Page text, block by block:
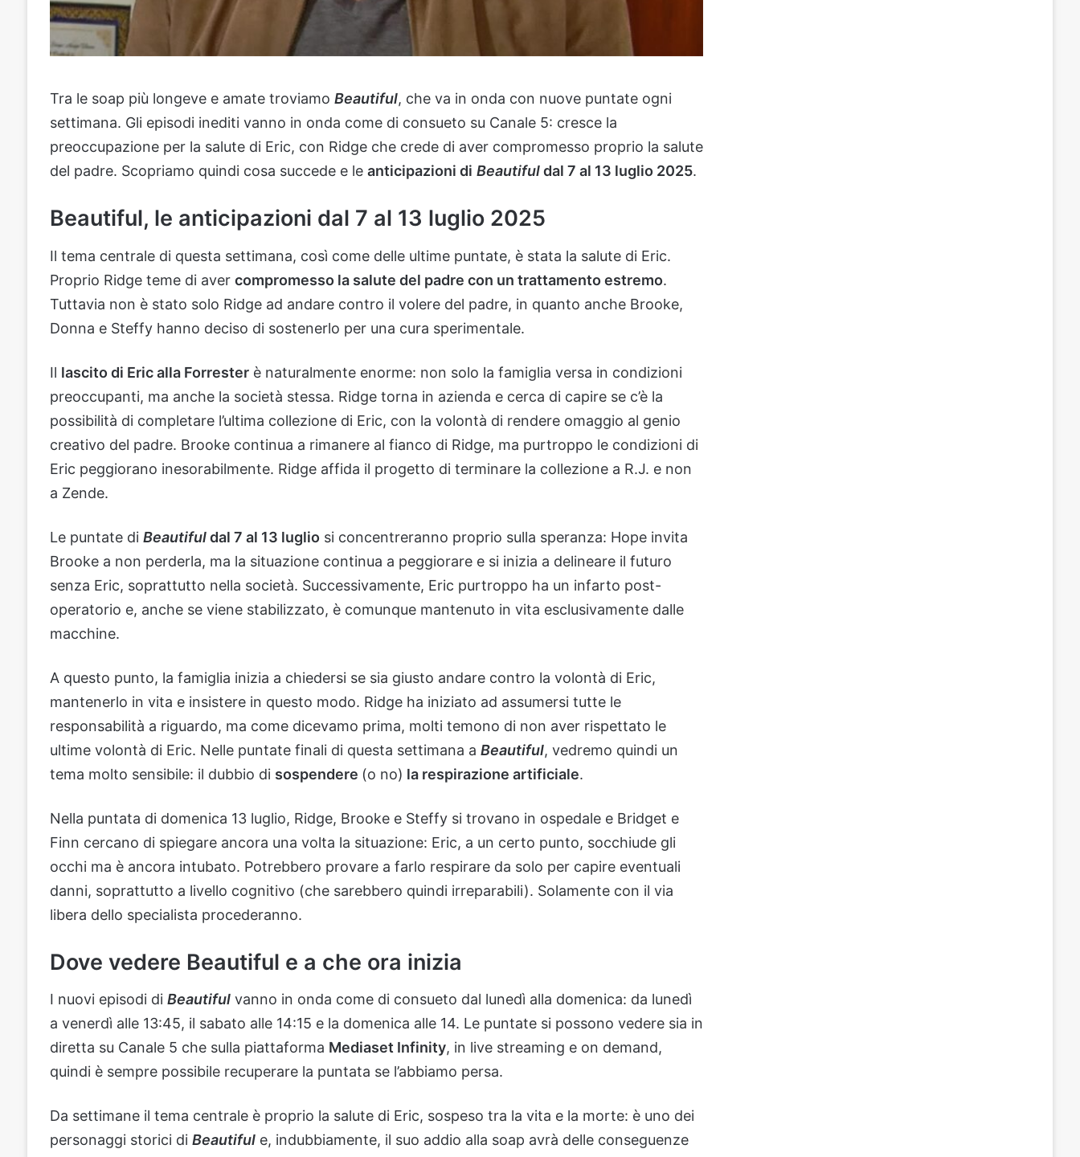
Tra le soap più longeve e amate troviamo Beautiful, che va in onda con nuove puntate ogni
settimana. Gli episodi inediti vanno in onda come di consueto su Canale 5: cresce la
preoccupazione per la salute di Eric, con Ridge che crede di aver compromesso proprio la salute
del padre. Scopriamo quindi cosa succede e le anticipazioni di Beautifuldal 7 al 13 luglio 2025.
Beautiful, le anticipazioni dal 7 al 13 luglio 2025
Il tema centrale di questa settimana, così come delle ultime puntate, è stata la salute di Eric.
Proprio Ridge teme di aver compromesso la salute del padre con un trattamento estremo.
Tuttavia non è stato solo Ridge ad andare contro il volere del padre, in quanto anche Brooke,
Donna e Steffy hanno deciso di sostenerlo per una cura sperimentale.
Il lascito di Eric alla Forresterè naturalmente enorme: non solo la famiglia versa in condizioni
preoccupanti, ma anche la società stessa. Ridge torna in azienda e cerca di capire se c’è la
possibilità di completare l’ultima collezione di Eric, con la volontà di rendere omaggio al genio
creativo del padre. Brooke continua a rimanere al fianco di Ridge, ma purtroppo le condizioni di
Eric peggiorano inesorabilmente. Ridge affida il progetto di terminare la collezione a R.J. e non
a Zende.
Le puntate di Beautifuldal 7 al 13 luglio si concentreranno proprio sulla speranza: Hope invita
Brooke a non perderla, ma la situazione continua a peggiorare e si inizia a delineare il futuro
senza Eric, soprattutto nella società. Successivamente, Eric purtroppo ha un infarto post-
operatorio e, anche se viene stabilizzato, è comunque mantenuto in vita esclusivamente dalle
macchine.
A questo punto, la famiglia inizia a chiedersi se sia giusto andare contro la volontà di Eric,
mantenerlo in vita e insistere in questo modo. Ridge ha iniziato ad assumersi tutte le
responsabilità a riguardo, ma come dicevamo prima, molti temono di non aver rispettato le
ultime volontà di Eric. Nelle puntate finali di questa settimana a Beautiful, vedremo quindi un
tema molto sensibile: il dubbio di sospendere (o no) la respirazione artificiale.
Nella puntata di domenica 13 luglio, Ridge, Brooke e Steffy si trovano in ospedale e Bridget e
Finn cercano di spiegare ancora una volta la situazione: Eric, a un certo punto, socchiude gli
occhi ma è ancora intubato. Potrebbero provare a farlo respirare da solo per capire eventuali
danni, soprattutto a livello cognitivo (che sarebbero quindi irreparabili). Solamente con il via
libera dello specialista procederanno.
Dove vedere Beautiful e a che ora inizia
I nuovi episodi di Beautifulvanno in onda come di consueto dal lunedì alla domenica: da lunedì
a venerdì alle 13:45, il sabato alle 14:15 e la domenica alle 14. Le puntate si possono vedere sia in
diretta su Canale 5 che sulla piattaforma Mediaset Infinity, in live streaming e on demand,
quindi è sempre possibile recuperare la puntata se l’abbiamo persa.
Da settimane il tema centrale è proprio la salute di Eric, sospeso tra la vita e la morte: è uno dei
personaggi storici di Beautifule, indubbiamente, il suo addio alla soap avrà delle conseguenze